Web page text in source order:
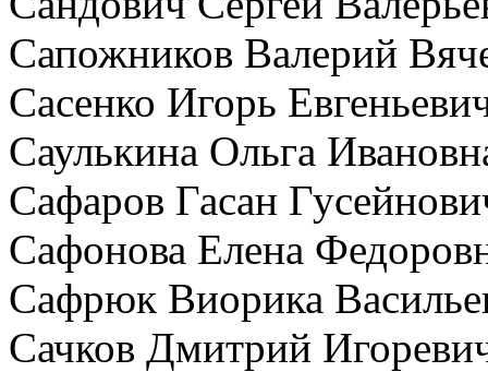
Сапожников Валерий
Сасенко Игорь
Саулькина Ольга
Сафаров Гасан
Сафонова Елена
Сафрюк Виорика
Сачков Дмитрий